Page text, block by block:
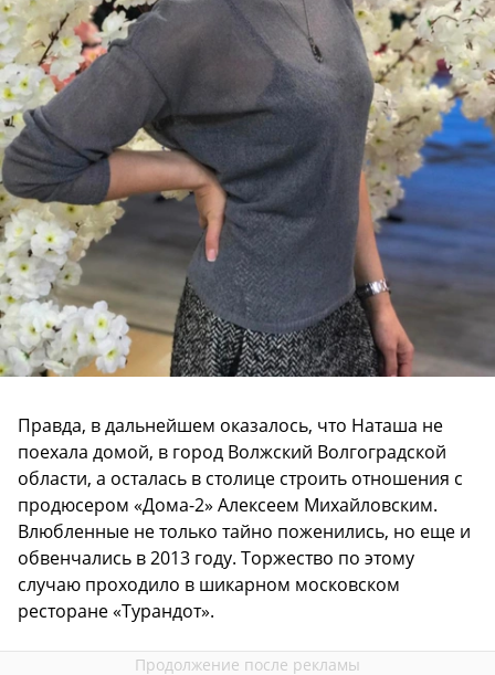
Правда, в дальнейшем оказалось, что Наташа не
поехала домой, в город Волжский Волгоградской
области, а осталась в столице строить отношения с
продюсером «Дома-2» Алексеем Михайловским.
Влюбленные не только тайно поженились, но еще и
обвенчались в 2013 году. Торжество по этому
случаю проходило в шикарном московском
ресторане «Турандот».